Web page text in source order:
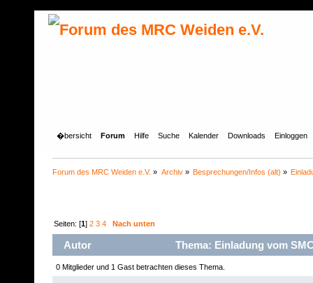
�bersicht Forum Hilfe Suche Kalender Downloads Einloggen
Forum des MRC Weiden e.V. » Archiv» Besprechungen/Infos (alt) »
Seiten: [1]2 3 4 Nach unten
Autor Thema: Einladung vom
0 Mitglieder und 1 Gast betrachten dieses Thema.